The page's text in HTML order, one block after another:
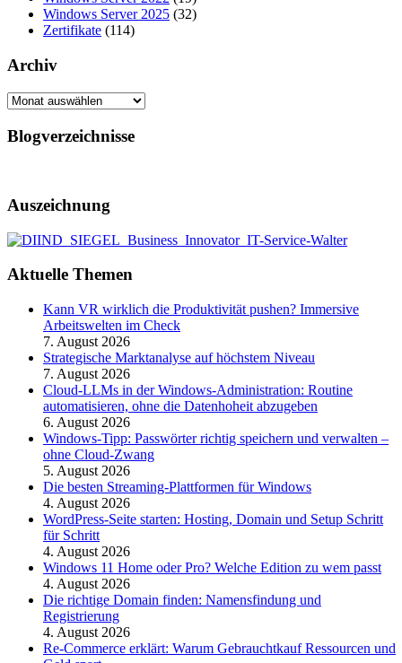
Windows Server 2025 (32)
Zertifikate (114)
Archiv
Archiv
Blogverzeichnisse
Auszeichnung
Aktuelle Themen
Kann VR wirklich die Produktivität pushen? Immersive
Arbeitswelten im Check
7. August 2026
Strategische Marktanalyse auf höchstem Niveau
7. August 2026
Cloud-LLMs in der Windows-Administration: Routine
automatisieren, ohne die Datenhoheit abzugeben
6. August 2026
Windows-Tipp: Passwörter richtig speichern und verwalten –
ohne Cloud-Zwang
5. August 2026
Die besten Streaming-Plattformen für Windows
4. August 2026
WordPress-Seite starten: Hosting, Domain und Setup Schritt
für Schritt
4. August 2026
Windows 11 Home oder Pro? Welche Edition zu wem passt
4. August 2026
Die richtige Domain finden: Namensfindung und
Registrierung
4. August 2026
Re-Commerce erklärt: Warum Gebrauchtkauf Ressourcen und